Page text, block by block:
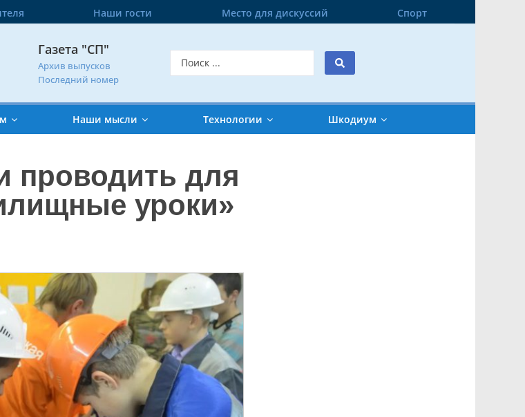
Наши гости Место для дискуссий Спорт
Газета "СП"
Архив выпусков
Последний номер
Наши мысли Технологии Шкодиум
проводить для
уроки»